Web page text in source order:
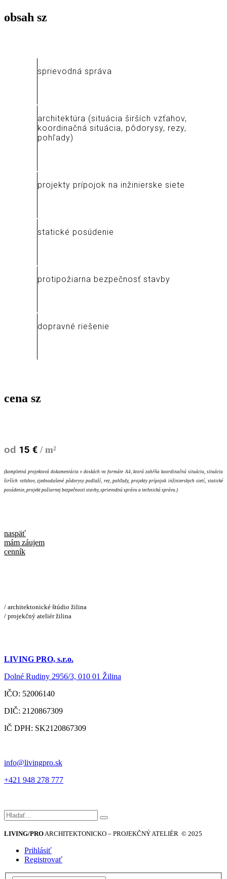
obsah sz
sprievodná správa
architektúra (situácia širších vzťahov,
koordinačná situácia, pôdorysy, rezy,
pohľady)
projekty prípojok na inžinierske siete
statické posúdenie
protipožiarna bezpečnosť stavby
dopravné riešenie
cena sz
od 15 € / m²
(kompletná projektová dokumentácia v doskách vo formáte A4, ktorá zahŕňa koordinačnú situáciu, situáciu
širších vzťahov, zjednodušené pôdorysy podlaží, rez, pohľady, projekty prípojok inžinierskych sietí, statické
posúdenie, projekt požiarnej bezpečnosti stavby, sprievodnú správu a technickú správu.)
naspäť
mám záujem
cenník
/ architektonické štúdio žilina
/ projekčný ateliér žilina
LIVING PRO, s.r.o.
Dolné Rudiny 2956/3, 010 01 Žilina
IČO: 52006140
DIČ: 2120867309
IČ DPH: SK2120867309
info@livingpro.sk
+421 948 278 777
Hľadať:
LIVING/PROARCHITEKTONICKO – PROJEKČNÝ ATELIÉR © 2025
Prihlásiť
Registrovať